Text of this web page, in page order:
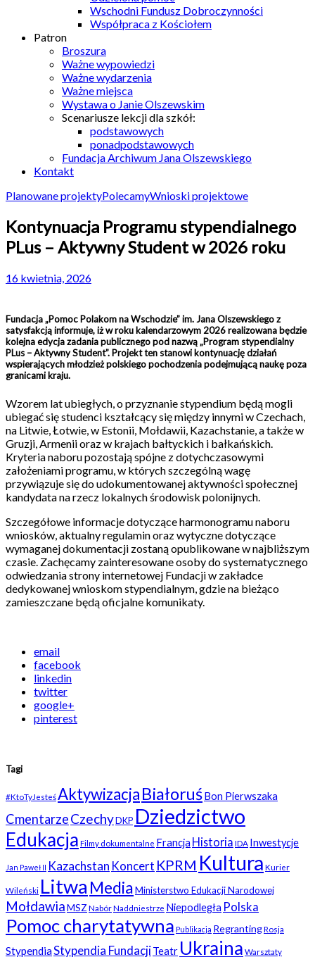
Wschodni Fundusz Dobroczynności
Współpraca z Kościołem
Patron
Broszura
Ważne wypowiedzi
Ważne wydarzenia
Ważne miejsca
Wystawa o Janie Olszewskim
Scenariusze lekcji dla szkół:
podstawowych
ponadpodstawowych
Fundacja Archiwum Jana Olszewskiego
Kontakt
Planowane projektyPolecamyWnioski projektowe
Kontynuacja Programu stypendialnego
PLus – Aktywny Student w 2026 roku
16 kwietnia, 2026
Fundacja „Pomoc Polakom na Wschodzie” im. Jana Olszewskiego z
satysfakcją informuje, iż w roku kalendarzowym 2026 realizowana będzie
kolejna edycja zadania publicznego pod nazwą „Program stypendialny
PLus – Aktywny Student”. Projekt ten stanowi kontynuację działań
wspierających młodzież polskiego pochodzenia podejmującą naukę poza
granicami kraju.
Wzorem lat ubiegłych, o przyznanie stypendium będą mogli
ubiegać się studenci kształcący się między innymi w Czechach,
na Litwie, Łotwie, w Estonii, Mołdawii, Kazachstanie, a także w
Gruzji, Armenii oraz w krajach bałtyckich i bałkańskich.
Kryteria naboru pozostają spójne z dotychczasowymi
założeniami programu, w których szczególną wagę
przywiązuje się do udokumentowanej aktywności społecznej
kandydata na rzecz lokalnych środowisk polonijnych.
Szczegółowe informacje dotyczące harmonogramu naboru
wniosków, aktualny regulamin oraz wytyczne dotyczące
wymaganej dokumentacji zostaną opublikowane w najbliższym
czasie. Zachęcamy zainteresowane osoby do systematycznego
odwiedzania strony internetowej Fundacji w zakładce
dedykowanej wnioskom stypendialnym, gdzie na bieżąco
zamieszczane będą oficjalne komunikaty.
email
facebook
linkedin
twitter
google+
pinterest
Tagi
#KtoTyJesteśAktywizacjaBiałoruśBon Pierwszaka
CmentarzeCzechy DKP Dziedzictwo
Edukacja Filmy dokumentalne Francja Historia IDA Inwestycje
Jan Paweł II Kazachstan Koncert KPRM Kultura Kurier
Wileński Litwa MediaMinisterstwo Edukacji Narodowej
MołdawiaMSZ NabórNaddniestrze Niepodległa Polska
Pomoc charytatywna Publikacja RegrantingRosja
StypendiaStypendia FundacjiTeatr Ukraina Warsztaty